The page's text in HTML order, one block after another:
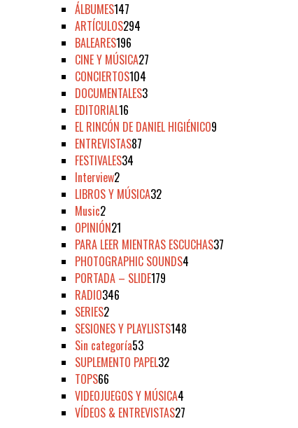
ÁLBUMES147
ARTÍCULOS294
BALEARES196
CINE Y MÚSICA27
CONCIERTOS104
DOCUMENTALES3
EDITORIAL16
EL RINCÓN DE DANIEL HIGIÉNICO9
ENTREVISTAS87
FESTIVALES34
Interview2
LIBROS Y MÚSICA32
Music2
OPINIÓN21
PARA LEER MIENTRAS ESCUCHAS37
PHOTOGRAPHIC SOUNDS4
PORTADA – SLIDE179
RADIO346
SERIES2
SESIONES Y PLAYLISTS148
Sin categoría53
SUPLEMENTO PAPEL32
TOPS66
VIDEOJUEGOS Y MÚSICA4
VÍDEOS & ENTREVISTAS27